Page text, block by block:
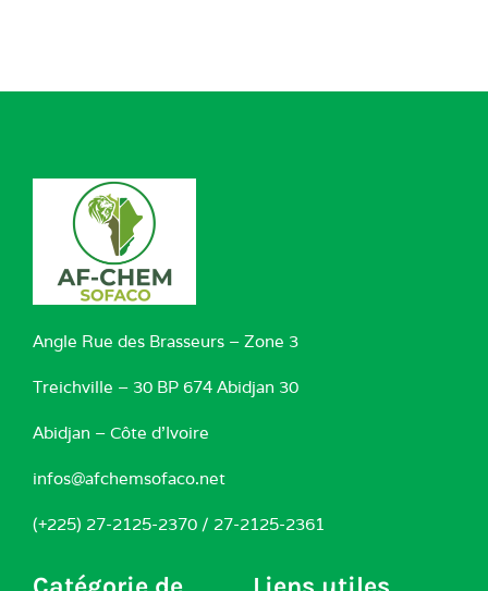
Angle Rue des Brasseurs – Zone 3
Treichville – 30 BP 674 Abidjan 30
Abidjan – Côte d’Ivoire
infos@afchemsofaco.net
(+225) 27-2125-2370 / 27-2125-2361